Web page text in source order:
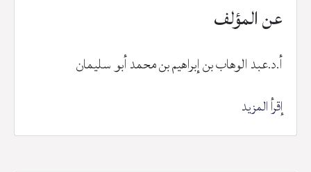
عن المؤلف
أ.د.عبد الوهاب بن إبراهيم بن محمد أبو سليمان
إقرأ المزيد